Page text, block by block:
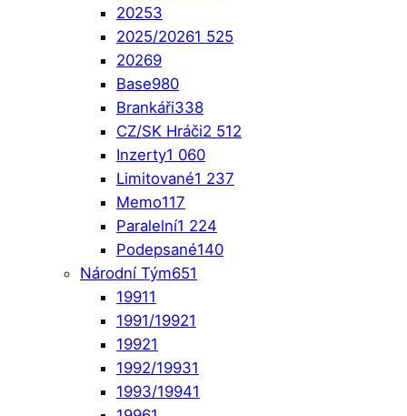
20253
2025/20261 525
20269
Base980
Brankáři338
CZ/SK Hráči2 512
Inzerty1 060
Limitované1 237
Memo117
Paralelní1 224
Podepsané140
Národní Tým651
19911
1991/19921
19921
1992/19931
1993/19941